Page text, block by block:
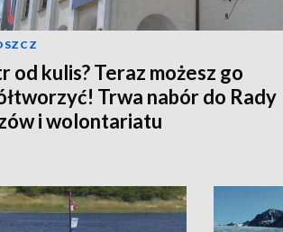
od kulis? Teraz możesz go
Trwa nabór do Rady
i wolontariatu